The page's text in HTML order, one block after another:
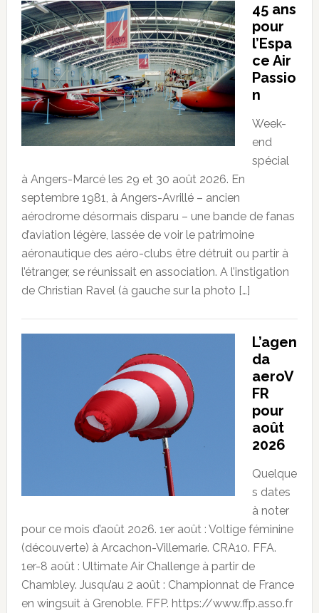
45 ans
pour
l’Espa
ce Air
Passio
n
Week-
end
spécial
à Angers-Marcé les 29 et 30 août 2026. En
septembre 1981, à Angers-Avrillé – ancien
aérodrome désormais disparu – une bande de fanas
d’aviation légère, lassée de voir le patrimoine
aéronautique des aéro-clubs être détruit ou partir à
l’étranger, se réunissait en association. A l’instigation
de Christian Ravel (à gauche sur la photo […]
L’agen
da
aeroV
FR
pour
août
2026
Quelque
s dates
à noter
pour ce mois d’août 2026. 1er août : Voltige féminine
(découverte) à Arcachon-Villemarie. CRA10. FFA.
1er-8 août : Ultimate Air Challenge à partir de
Chambley. Jusqu’au 2 août : Championnat de France
en wingsuit à Grenoble. FFP. https://www.ffp.asso.fr